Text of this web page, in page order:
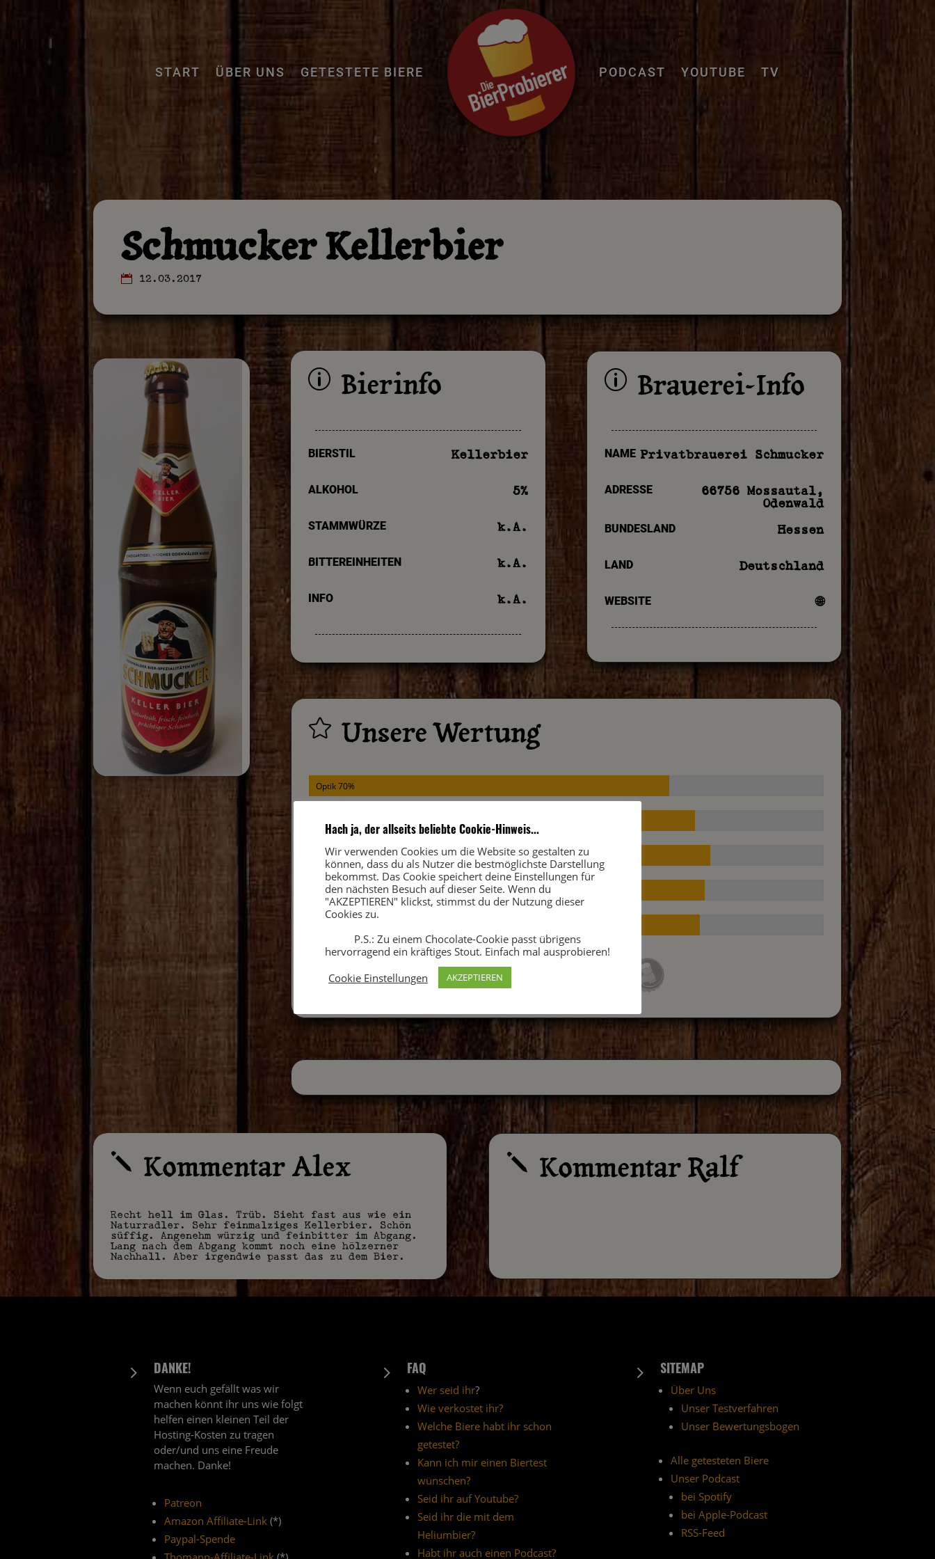
START ÜBER UNS GETESTETE BIERE PODCAST YOUTUBE TV
Schmucker Kellerbier
12.03.2017
p Bierinfo
BIERSTIL Kellerbier
ALKOHOL 5%
STAMMWÜRZE k.A.
BITTEREINHEITEN k.A.
INFO k.A.
p Brauerei-Info
NAME Privatbrauerei Schmucker
ADRESSE
66756 Mossautal,
Odenwald
BUNDESLAND Hessen
LAND Deutschland
WEBSITE 🌐
 Unsere Wertung
Optik 70%
Geschmack 78%
Abgang 77%
j Kommentar Alex
Recht hell im Glas. Trüb. Sieht fast aus wie ein
Naturradler. Sehr feinmalziges Kellerbier. Schön
süffig. Angenehm würzig und feinbitter im Abgang.
Lang nach dem Abgang kommt noch eine hölzerner
Nachhall. Aber irgendwie passt das zu dem Bier.
j Kommentar Ralf
5 DANKE!
Wenn euch gefällt was wir
machen könnt ihr uns wie folgt
helfen einen kleinen Teil der
Hosting-Kosten zu tragen
oder/und uns eine Freude
machen. Danke!
Patreon
Amazon Affiliate-Link (*)
Paypal-Spende
5 FAQ
Wer seid ihr?
Wie verkostet ihr?
Welche Biere habt ihr schon
getestet?
Kann ich mir einen Biertest
wünschen?
Seid ihr auf Youtube?
Seid ihr die mit dem
Heliumbier?
Habt ihr auch einen Podcast?
5 SITEMAP
Über Uns
Unser Testverfahren
Unser Bewertungsbogen
Alle getesteten Biere
Unser Podcast
bei Spotify
bei Apple-Podcast
RSS-Feed
Hach ja, der allseits beliebte Cookie-Hinweis...
Wir verwenden Cookies um die Website so gestalten zu
können, dass du als Nutzer die bestmöglichste Darstellung
bekommst. Das Cookie speichert deine Einstellungen für
den nächsten Besuch auf dieser Seite. Wenn du
"AKZEPTIEREN" klickst, stimmst du der Nutzung dieser
Cookies zu.
P.S.: Zu einem Chocolate-Cookie passt übrigens
hervorragend ein kräftiges Stout. Einfach mal ausprobieren!
Cookie Einstellungen
AKZEPTIEREN